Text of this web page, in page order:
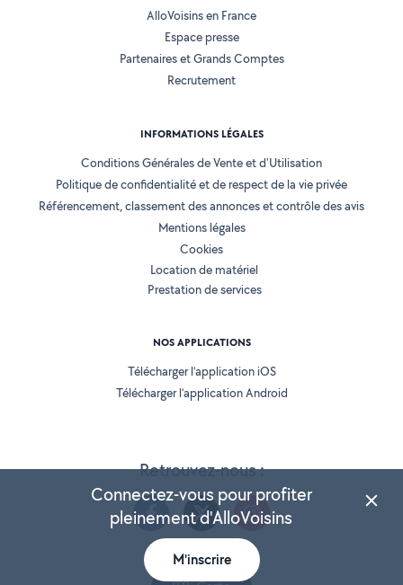
Retrouvez-nous :
AlloVoisins en France
Espace presse
Partenaires et Grands Comptes
Recrutement
INFORMATIONS LÉGALES
Conditions Générales de Vente et d'Utilisation
Politique de confidentialité et de respect de la vie privée
Référencement, classement des annonces et contrôle des avis
Mentions légales
Cookies
Location de matériel
Prestation de services
NOS APPLICATIONS
Télécharger l’application iOS
Télécharger l’application Android
Connectez-vous pour profiter
pleinement d'AlloVoisins
M'inscrire